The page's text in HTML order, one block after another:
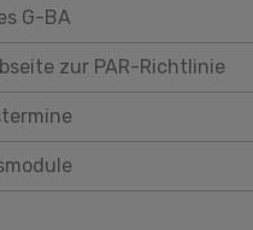
G-BA
zur PAR-Richtlinie